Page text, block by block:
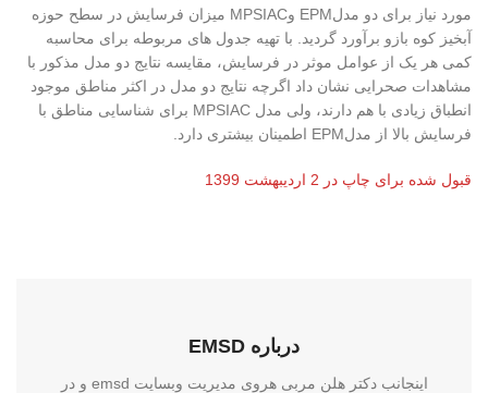
مورد نیاز برای دو مدلEPM وMPSIAC میزان فرسایش در سطح حوزه
آبخیز کوه بازو برآورد گردید. با تهیه جدول های مربوطه برای محاسبه
کمی هر یک از عوامل موثر در فرسایش، مقایسه نتایج دو مدل مذکور با
مشاهدات صحرایی نشان داد اگرچه نتایج دو مدل در اکثر مناطق موجود
انطباق زیادی با هم دارند، ولی مدل MPSIAC برای شناسایی مناطق با
فرسایش بالا از مدلEPM اطمینان بیشتری دارد.
قبول شده برای چاپ در 2 اردیبهشت 1399
درباره EMSD
اینجانب دکتر هلن مربی هروی مدیریت وبسایت emsd و در